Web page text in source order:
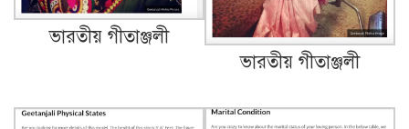
ভারতীয় গীতাঞ্জলী
ভারতীয় গীতাঞ্জলী